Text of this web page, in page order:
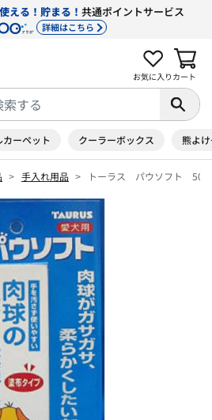
える！貯まる！ 共通ポイントサービス
詳細はこちら
お気に入り カート
カーペット クーラーボックス 熊よ
手入れ用品 トーラス パウソフト 50